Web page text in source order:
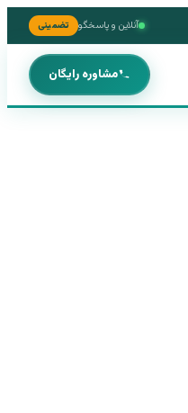
آنلاین و پاسخگو تضمینی
مشاوره رایگان